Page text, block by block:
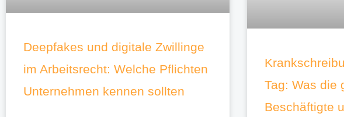
Deepfakes und digitale Zwillinge
im Arbeitsrecht: Welche Pflichten
Unternehmen kennen sollten
Tag: Was die
Beschäftigte